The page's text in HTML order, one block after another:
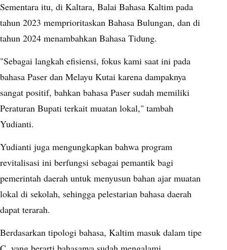
Sementara itu, di Kaltara, Balai Bahasa Kaltim pada
tahun 2023 memprioritaskan Bahasa Bulungan, dan di
tahun 2024 menambahkan Bahasa Tidung.
"Sebagai langkah efisiensi, fokus kami saat ini pada
bahasa Paser dan Melayu Kutai karena dampaknya
sangat positif, bahkan bahasa Paser sudah memiliki
Peraturan Bupati terkait muatan lokal," tambah
Yudianti.
Yudianti juga mengungkapkan bahwa program
revitalisasi ini berfungsi sebagai pemantik bagi
pemerintah daerah untuk menyusun bahan ajar muatan
lokal di sekolah, sehingga pelestarian bahasa daerah
dapat terarah.
Berdasarkan tipologi bahasa, Kaltim masuk dalam tipe